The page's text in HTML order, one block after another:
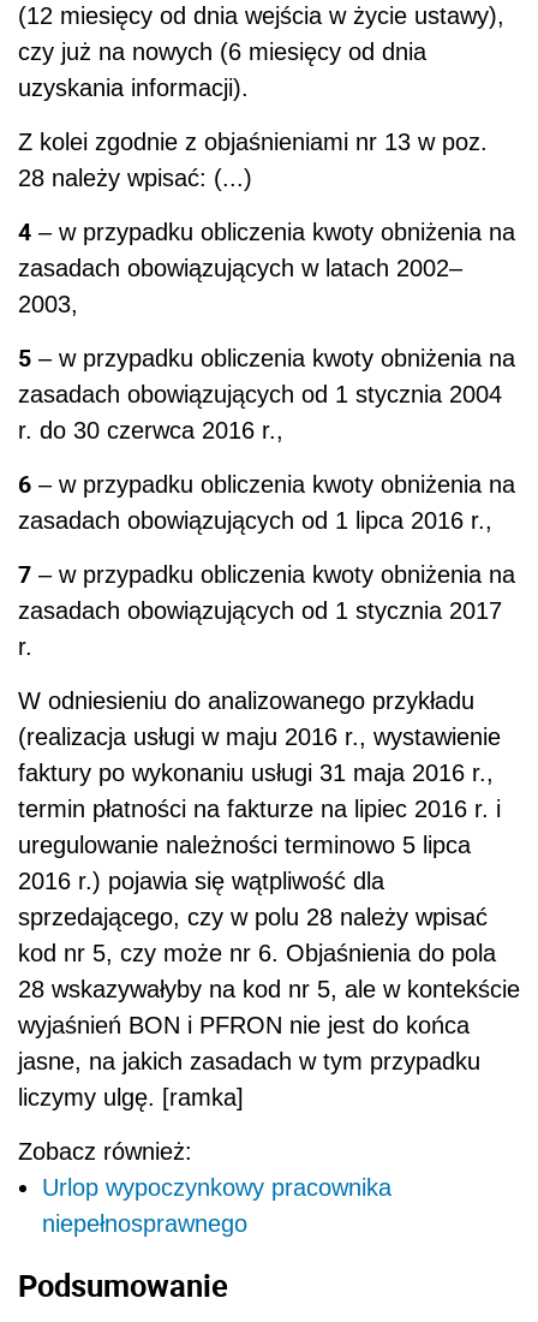
(12 miesięcy od dnia wejścia w życie ustawy),
czy już na nowych (6 miesięcy od dnia
uzyskania informacji).
Z kolei zgodnie z objaśnieniami nr 13 w poz.
28 należy wpisać: (...)
4 – w przypadku obliczenia kwoty obniżenia na
zasadach obowiązujących w latach 2002–
2003,
5 – w przypadku obliczenia kwoty obniżenia na
zasadach obowiązujących od 1 stycznia 2004
r. do 30 czerwca 2016 r.,
6 – w przypadku obliczenia kwoty obniżenia na
zasadach obowiązujących od 1 lipca 2016 r.,
7 – w przypadku obliczenia kwoty obniżenia na
zasadach obowiązujących od 1 stycznia 2017
r.
W odniesieniu do analizowanego przykładu
(realizacja usługi w maju 2016 r., wystawienie
faktury po wykonaniu usługi 31 maja 2016 r.,
termin płatności na fakturze na lipiec 2016 r. i
uregulowanie należności terminowo 5 lipca
2016 r.) pojawia się wątpliwość dla
sprzedającego, czy w polu 28 należy wpisać
kod nr 5, czy może nr 6. Objaśnienia do pola
28 wskazywałyby na kod nr 5, ale w kontekście
wyjaśnień BON i PFRON nie jest do końca
jasne, na jakich zasadach w tym przypadku
liczymy ulgę. [ramka]
Zobacz również:
Urlop wypoczynkowy pracownika
niepełnosprawnego
Podsumowanie